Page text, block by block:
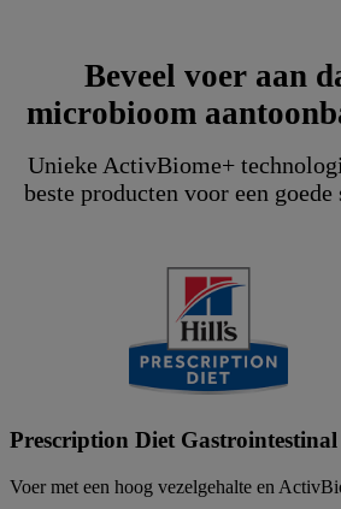
Beveel voer aan
microbioom
Unieke ActivBiome+
beste producten voor een
Prescription Diet
Voer met een hoog vezelgehalte en